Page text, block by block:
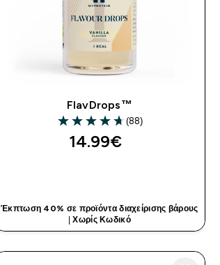
FlavDrops™
4.69 out of 5 stars
(88)
14.99€‎
Έκπτωση 40% σε προϊόντα διαχείρισης βάρους
|Χωρίς Κωδικό